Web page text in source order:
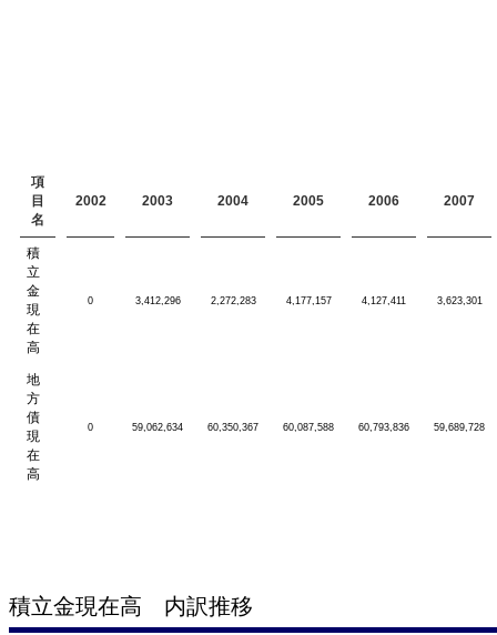
項
目
名
2002 2003 2004 2005 2006 2007
積
立
金
現
在
高
0 3,412,296 2,272,283 4,177,157 4,127,411 3,623,301
地
方
債
現
在
高
0 59,062,634 60,350,367 60,087,588 60,793,836 59,689,728
積立金現在高 内訳推移